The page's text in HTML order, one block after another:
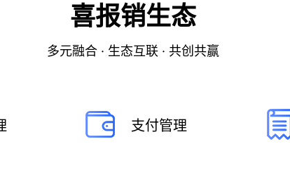
喜报销生态
多元融合 · 生态互联 · 共创共赢
支付管理